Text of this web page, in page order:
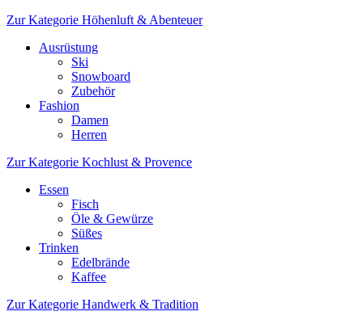
Zur Kategorie Höhenluft & Abenteuer
Ausrüstung
Ski
Snowboard
Zubehör
Fashion
Damen
Herren
Zur Kategorie Kochlust & Provence
Essen
Fisch
Öle & Gewürze
Süßes
Trinken
Edelbrände
Kaffee
Zur Kategorie Handwerk & Tradition